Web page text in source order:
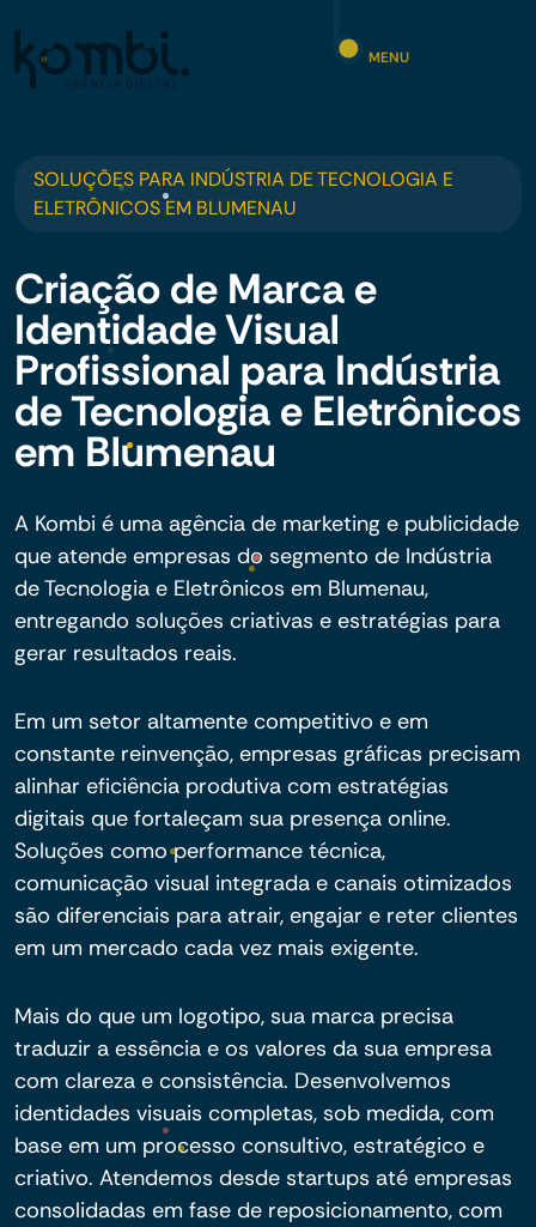
MENU
SOLUÇÕES PARA INDÚSTRIA DE TECNOLOGIA E
ELETRÔNICOS EM BLUMENAU
Criação de Marca e
Identidade Visual
Profissional para Indústria
de Tecnologia e Eletrônicos
em Blumenau
A Kombi é uma agência de marketing e publicidade
que atende empresas do segmento de Indústria
de Tecnologia e Eletrônicos em Blumenau,
entregando soluções criativas e estratégias para
gerar resultados reais.
Em um setor altamente competitivo e em
constante reinvenção, empresas gráficas precisam
alinhar eficiência produtiva com estratégias
digitais que fortaleçam sua presença online.
Soluções como performance técnica,
comunicação visual integrada e canais otimizados
são diferenciais para atrair, engajar e reter clientes
em um mercado cada vez mais exigente.
Mais do que um logotipo, sua marca precisa
traduzir a essência e os valores da sua empresa
com clareza e consistência. Desenvolvemos
identidades visuais completas, sob medida, com
base em um processo consultivo, estratégico e
criativo. Atendemos desde startups até empresas
consolidadas em fase de reposicionamento, com